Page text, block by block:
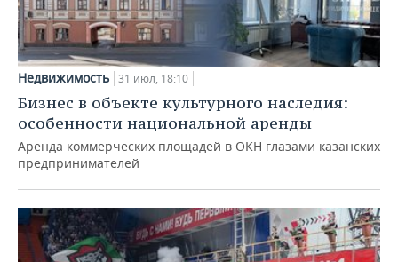
Недвижимость 31 июл, 18:10
Бизнес в объекте культурного наследия:
особенности национальной аренды
Аренда коммерческих площадей в ОКН глазами казанских
предпринимателей